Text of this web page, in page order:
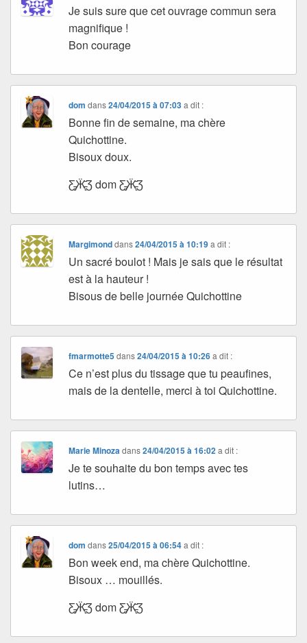
Je suis sure que cet ouvrage commun sera
magnifique !
Bon courage
dom dans24/04/2015 à 07:03 a dit :
Bonne fin de semaine, ma chère
Quichottine.
Bisoux doux.
Ƹ̵̡Ӝ̵̨̄Ʒ dom Ƹ̵̡Ӝ̵̨̄Ʒ
Margimonddans24/04/2015 à 10:19 a dit :
Un sacré boulot ! Mais je sais que le résultat
est à la hauteur !
Bisous de belle journée Quichottine
fmarmotte5dans24/04/2015 à 10:26 a dit :
Ce n’est plus du tissage que tu peaufines,
mais de la dentelle, merci à toi Quichottine.
Marie Minozadans24/04/2015 à 16:02 a dit :
Je te souhaite du bon temps avec tes
lutins…
dom dans25/04/2015 à 06:54 a dit :
Bon week end, ma chère Quichottine.
Bisoux … mouillés.
Ƹ̵̡Ӝ̵̨̄Ʒ dom Ƹ̵̡Ӝ̵̨̄Ʒ